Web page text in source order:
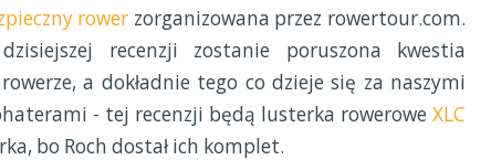
rower zorganizowana przez rowertour.com.
recenzji zostanie poruszona kwestia
a dokładnie tego co dzieje się za naszymi
- tej recenzji będą lusterka rowerowe XLC
bo Roch dostał ich komplet.